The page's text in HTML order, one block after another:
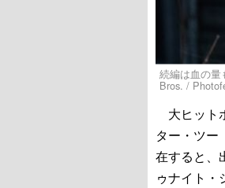
続編は血の量
Bros. /
大ヒット
ター・ツー
在すると、
ゥナイト・